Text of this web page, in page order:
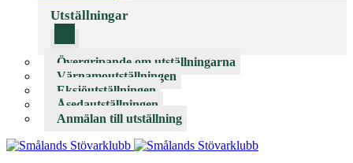
Utställningar
Övergripande om utställningarna
Värnamoutställningen
Eksjöutställningen
Åsedautställningen
Anmälan till utställning